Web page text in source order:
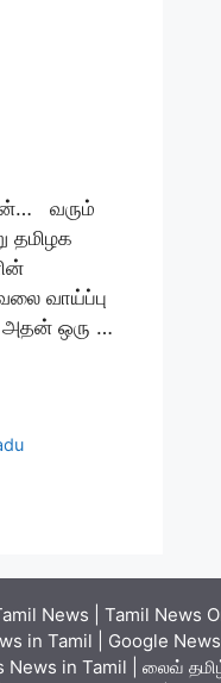
வரும்
தமிழக
வாய்ப்பு
அதன் ஒரு …
News | Tamil News
in Tamil | Google
News in Tamil | லைவ்